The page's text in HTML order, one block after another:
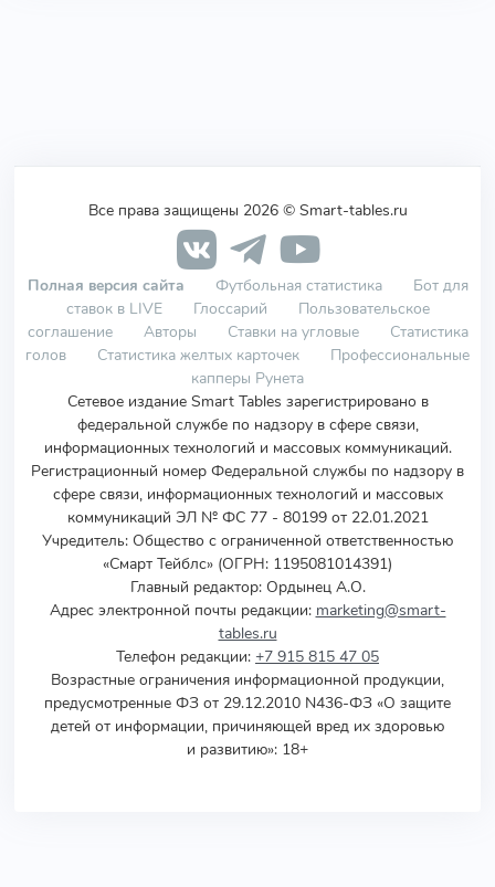
Все права защищены 2026 © Smart-tables.ru
Полная версия сайта Футбольная статистика
Бот для
ставок в LIVE
Глоссарий
Пользовательское
соглашение
Авторы Ставки на угловые
Статистика
голов
Статистика желтых карточек
Профессиональные
капперы Рунета
Сетевое издание Smart Tables зарегистрировано в
федеральной службе по надзору в сфере связи,
информационных технологий и массовых коммуникаций.
Регистрационный номер Федеральной службы по надзору в
сфере связи, информационных технологий и массовых
коммуникаций ЭЛ № ФС 77 - 80199 от 22.01.2021
Учредитель: Общество с ограниченной ответственностью
«Смарт Тейблс» (ОГРН: 1195081014391)
Главный редактор: Ордынец А.О.
Адрес электронной почты редакции: marketing@smart-
tables.ru
Телефон редакции: +7 915 815 47 05
Возрастные ограничения информационной продукции,
предусмотренные ФЗ от 29.12.2010 N436-ФЗ «О защите
детей от информации, причиняющей вред их здоровью
и развитию»: 18+